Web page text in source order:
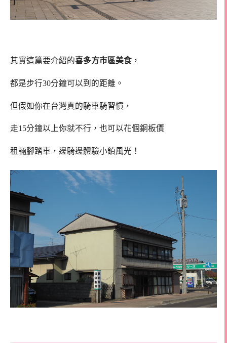
其實這篇要介紹的喜多方市區美食 ，
都是步行30分鐘可以到的距離。
但假如你在台灣真的騎車騎習慣，
走15分鐘以上你就不行，也可以花個銅板價
租輛腳踏車，邊騎邊體驗小鎮風光！